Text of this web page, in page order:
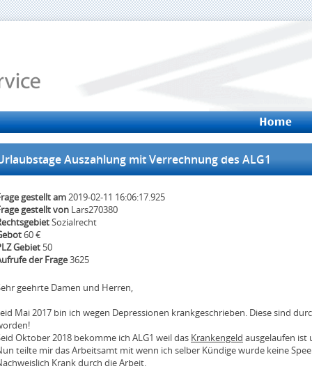
Auszahlung mit Verrechnung des ALG1
gestellt am2019-02-11 16:06:17.925
gestellt von Lars270380
Sozialrecht
60 €
Gebiet 50
der Frage3625
geehrte Damen und Herren,
Mai 2017 bin ich wegen Depressionen krankgeschrieben. Diese sind
Oktober 2018 bekomme ich ALG1 weil das Krankengeld ausgelaufen ist
teilte mir das Arbeitsamt mit wenn ich selber Kündige wurde keine
Krank durch die Arbeit.